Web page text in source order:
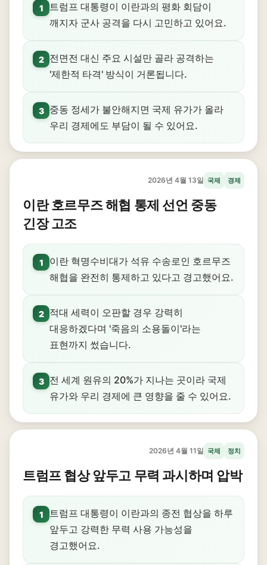
1
트럼프 대통령이 이란과의 평화 회담이
깨지자 군사 공격을 다시 고민하고 있어요.
2
전면전 대신 주요 시설만 골라 공격하는
'제한적 타격' 방식이 거론됩니다.
3
중동 정세가 불안해지면 국제 유가가 올라
우리 경제에도 부담이 될 수 있어요.
2026년 4월 13일 국제 경제
이란 호르무즈 해협 통제 선언 중동
긴장 고조
1
이란 혁명수비대가 석유 수송로인 호르무즈
해협을 완전히 통제하고 있다고 경고했어요.
2
적대 세력이 오판할 경우 강력히
대응하겠다며 '죽음의 소용돌이'라는
표현까지 썼습니다.
3
전 세계 원유의 20%가 지나는 곳이라 국제
유가와 우리 경제에 큰 영향을 줄 수 있어요.
2026년 4월 11일 국제 정치
트럼프 협상 앞두고 무력 과시하며 압박
1
트럼프 대통령이 이란과의 종전 협상을 하루
앞두고 강력한 무력 사용 가능성을
경고했어요.